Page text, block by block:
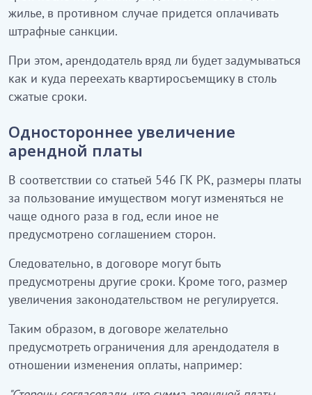
жилье, в противном случае придется оплачивать
штрафные санкции.
При этом, арендодатель вряд ли будет задумываться
как и куда переехать квартиросъемщику в столь
сжатые сроки.
Одностороннее увеличение
арендной платы
В соответствии со статьей 546 ГК РК, размеры платы
за пользование имуществом могут изменяться не
чаще одного раза в год, если иное не
предусмотрено соглашением сторон.
Следовательно, в договоре могут быть
предусмотрены другие сроки. Кроме того, размер
увеличения законодательством не регулируется.
Таким образом, в договоре желательно
предусмотреть ограничения для арендодателя в
отношении изменения оплаты, например: